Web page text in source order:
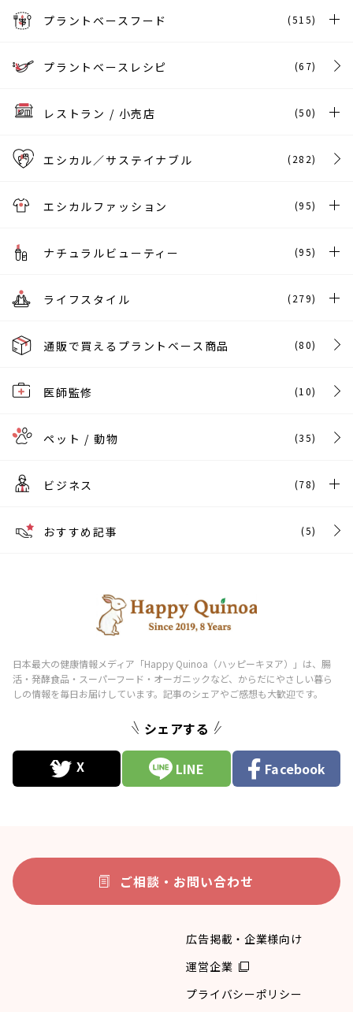
プラントベースフード (515)
プラントベースレシピ (67)
レストラン / 小売店 (50)
エシカル／サステイナブル (282)
エシカルファッション (95)
ナチュラルビューティー (95)
ライフスタイル (279)
通販で買えるプラントベース商品 (80)
医師監修 (10)
ペット / 動物 (35)
ビジネス (78)
おすすめ記事 (5)
シェアする
LINE Facebook
ご相談・お問い合わせ
広告掲載・企業様向け
運営企業
プライバシーポリシー